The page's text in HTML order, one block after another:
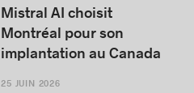
Mistral AI choisit
Montréal pour son
implantation au Canada
25 JUIN 2026